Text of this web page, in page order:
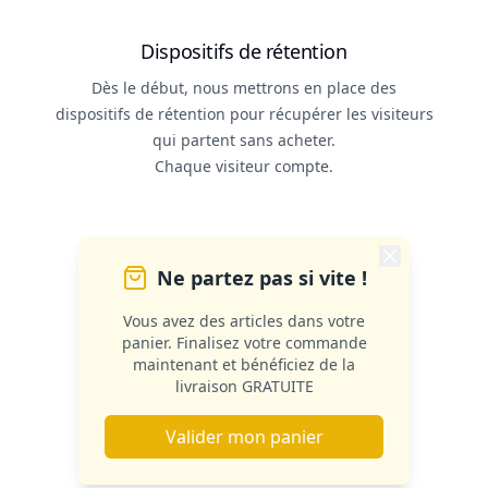
Dispositifs de rétention
Dès le début, nous mettrons en place des
dispositifs de rétention pour récupérer les visiteurs
qui partent sans acheter.
Chaque visiteur compte.
Ne partez pas si vite !
Vous avez des articles dans votre
panier. Finalisez votre commande
maintenant et bénéficiez de la
livraison GRATUITE
Valider mon panier